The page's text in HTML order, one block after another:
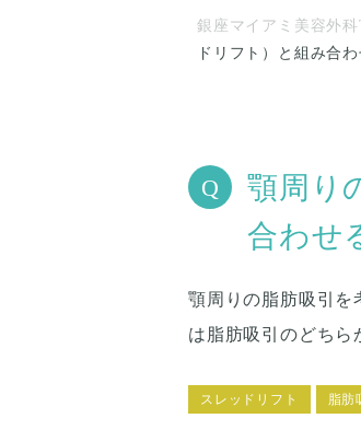
銀座マイアミ美容外科
ドリフト）と組み合
顎周り
合わせ
顎周りの脂肪吸引を
は脂肪吸引のどちら
スレッドリフト 脂肪